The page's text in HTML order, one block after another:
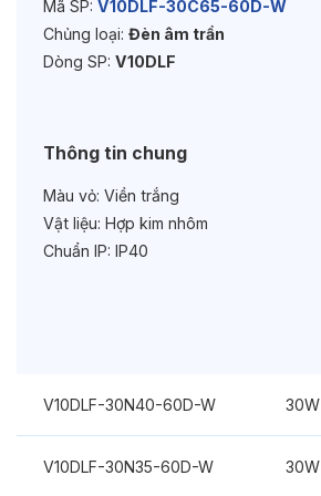
Tuổi thọ: >30000h
Mã SP: V10DLF-30C65-60D-W
Chủng loại: Đèn âm trần
Dòng SP: V10DLF
Thông tin chung
Màu vỏ: Viền trắng
Vật liệu: Hợp kim nhôm
Chuẩn IP: IP40
V10DLF-30N40-60D-W 30W
V10DLF-30N35-60D-W 30W